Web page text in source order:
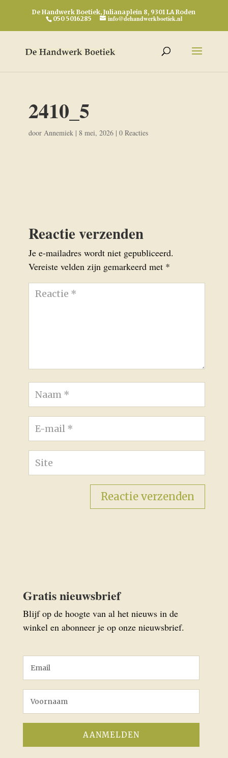
De Handwerk Boetiek, Julianaplein 8, 9301 LA Roden
050 5016285
info@dehandwerkboetiek.nl
2410_5
door Annemiek| 8 mei, 2026| 0 Reacties
Reactie verzenden
Je e-mailadres wordt niet gepubliceerd.
Vereiste velden zijn gemarkeerd met *
Gratis nieuwsbrief
Blijf op de hoogte van al het nieuws in de
winkel en abonneer je op onze nieuwsbrief.